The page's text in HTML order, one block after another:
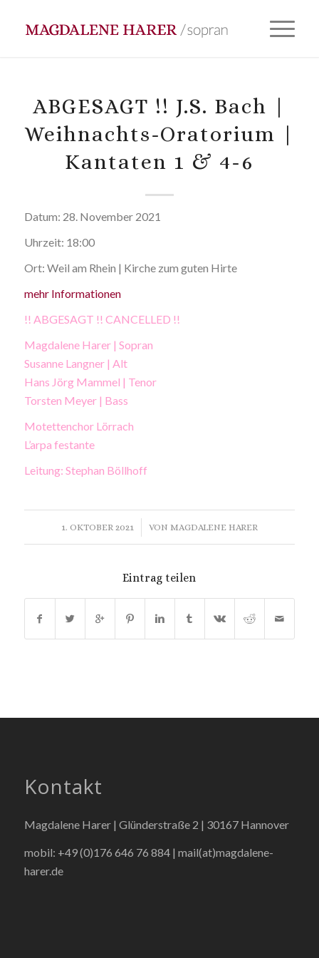
ABGESAGT !! J.S. Bach |
Weihnachts-Oratorium |
Kantaten 1 & 4-6
Datum: 28. November 2021
Uhrzeit: 18:00
Ort: Weil am Rhein | Kirche zum guten Hirte
mehr Informationen
!! ABGESAGT !! CANCELLED !!
Magdalene Harer | Sopran
Susanne Langner | Alt
Hans Jörg Mammel | Tenor
Torsten Meyer | Bass
Motettenchor Lörrach
L’arpa festante
Leitung: Stephan Böllhoff
1. OKTOBER 2021
/ VON MAGDALENE HARER
Eintrag teilen
Kontakt
Magdalene Harer | Glünderstraße 2 | 30167 Hannover
mobil: +49 (0)176 646 76 884 | mail(at)magdalene-
harer.de